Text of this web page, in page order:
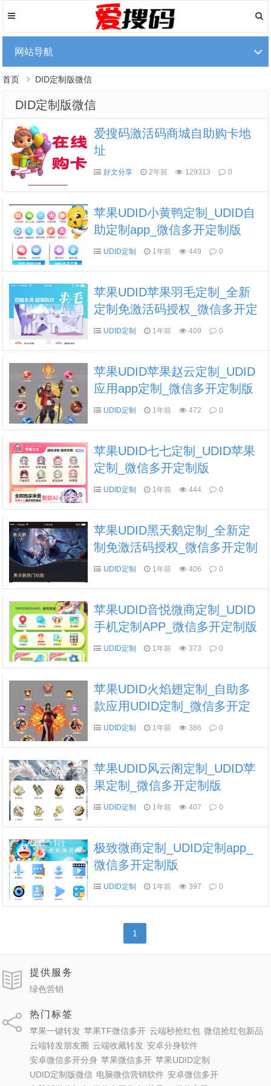
网站导航
首页 DID定制版微信
DID定制版微信
爱搜码激活码商城自助购卡地
址
好文分享 2年前 129313 0
苹果UDID小黄鸭定制_UDID自
助定制app_微信多开定制版
UDID定制 1年前 449 0
苹果UDID苹果羽毛定制_全新
定制免激活码授权_微信多开定
制版
UDID定制 1年前 409 0
苹果UDID苹果赵云定制_UDID
应用app定制_微信多开定制版
UDID定制 1年前 472 0
苹果UDID七七定制_UDID苹果
定制_微信多开定制版
UDID定制 1年前 444 0
苹果UDID黑天鹅定制_全新定
制免激活码授权_微信多开定制
版UDID定制 1年前 406 0
苹果UDID音悦微商定制_UDID
手机定制APP_微信多开定制版
UDID定制 1年前 373 0
苹果UDID火焰翅定制_自助多
款应用UDID定制_微信多开定
制版
UDID定制 1年前 386 0
苹果UDID风云阁定制_UDID苹
果定制_微信多开定制版
UDID定制 1年前 407 0
极致微商定制_UDID定制app_
微信多开定制版
UDID定制 1年前 397 0
1
提供服务
绿色营销
热门标签
苹果一键转发 苹果TF微信多开 云端秒抢红包 微信抢红包新品
云端转发朋友圈 云端收藏转发 安卓分身软件
安卓微信多开分身 苹果微信多开 苹果UDID定制
UDID定制版微信 电脑微信营销软件 安卓微信多开